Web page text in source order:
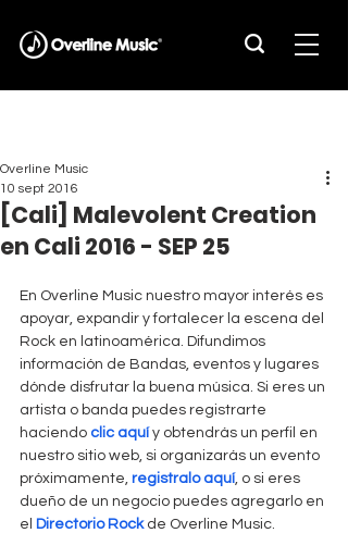
[Cali] Malevolent Creation
en Cali 2016 - SEP 25
Overline Music
10 sept 2016
En Overline Music nuestro mayor interés es
apoyar, expandir y fortalecer la escena del
Rock en latinoamérica. Difundimos
información de Bandas, eventos y lugares
dónde disfrutar la buena música. Si eres un
artista o banda puedes registrarte
haciendo clic aquí y obtendrás un perfil en
nuestro sitio web, si organizarás un evento
próximamente, registralo aquí, o si eres
dueño de un negocio puedes agregarlo en
el
Directorio Rock de Overline Music.